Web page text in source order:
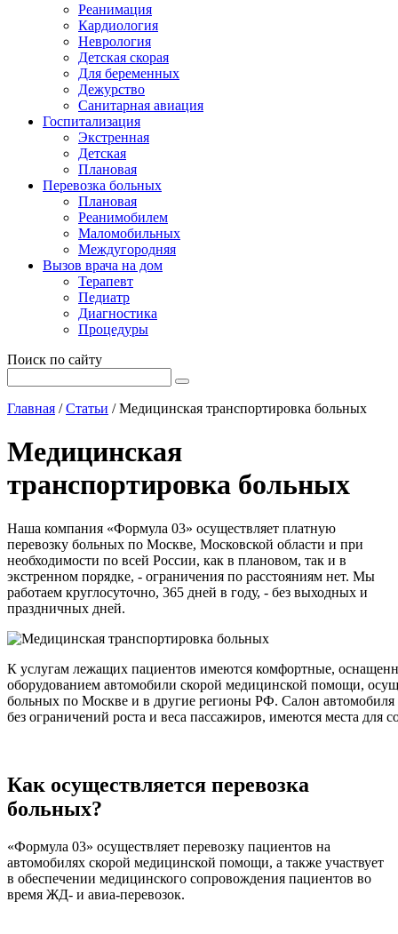
Реанимация
Кардиология
Неврология
Детская скорая
Для беременных
Дежурство
Санитарная авиация
Госпитализация
Экстренная
Детская
Плановая
Перевозка больных
Плановая
Реанимобилем
Маломобильных
Междугородняя
Вызов врача на дом
Терапевт
Педиатр
Диагностика
Процедуры
Поиск по сайту
Главная /Статьи /Медицинская транспортировка больных
Медицинская
транспортировка больных
Наша компания «Формула 03» осуществляет платную
перевозку больных по Москве, Московской области и при
необходимости по всей России, как в плановом, так и в
экстренном порядке, - ограничения по расстояниям нет. Мы
работаем круглосуточно, 365 дней в году, - без выходных и
праздничных дней.
К услугам лежащих пациентов имеются комфортные,
оборудованием автомобили скорой медицинской помощи,
больных по Москве и в другие регионы РФ. Салон автомобиля
без ограничений роста и веса пассажиров, имеются места для
Как осуществляется перевозка
больных?
«Формула 03» осуществляет перевозку пациентов на
автомобилях скорой медицинской помощи, а также участвует
в обеспечении медицинского сопровождения пациентов во
время ЖД- и авиа-перевозок.